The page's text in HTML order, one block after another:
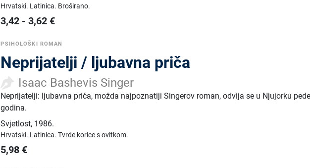
Hrvatski. Latinica. Broširano.
3,42 -3,62 €
PSIHOLOŠKI ROMAN
Neprijatelji / ljubavna priča
Isaac Bashevis Singer
Neprijatelji: ljubavna priča, možda najpoznatiji Singerov roman, odvija se u Njujorku
godina.
Svjetlost, 1986.
Hrvatski. Latinica.Tvrde korice s ovitkom.
5,98 €